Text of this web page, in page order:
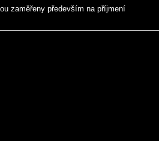
zaměřeny především na příjmení